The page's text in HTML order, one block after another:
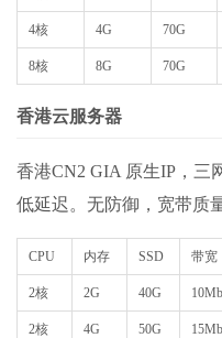
4核 4G 70G
8核 8G 70G
香港云服务器
香港CN2 GIA 原生IP，三
低延迟。无防御，宽带质
CPU 内存 SSD 带宽
2核 2G 40G
2核 4G 50G